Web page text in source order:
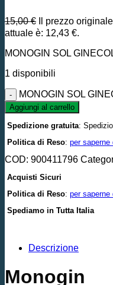
15,00€ Il prezzo
attuale è: 12,43 €.
MONOGIN SOL
1 disponibili
MONOGIN SOL
Aggiungi al carrello
Spedizione gratuita:
Politica di Reso: per saperne
COD: 900411796
Acquisti Sicuri
Politica di Reso: per saperne
Spediamo in Tutta Italia
Descrizione
Monogin